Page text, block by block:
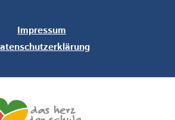
Impressum